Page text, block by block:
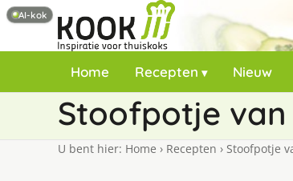
Home Recepten Nieuw
Stoofpotje
U bent hier: Home › Recepten › Stoofpotje
AI-kok